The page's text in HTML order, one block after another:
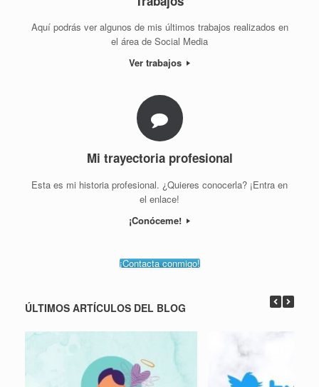
Aquí podrás ver algunos de mis últimos trabajos realizados en
el área de Social Media
Ver trabajos
Mi trayectoria profesional
Esta es mi historia profesional. ¿Quieres conocerla? ¡Entra en
el enlace!
¡Conóceme!
¡Contacta conmigo!
ÚLTIMOS ARTÍCULOS DEL BLOG